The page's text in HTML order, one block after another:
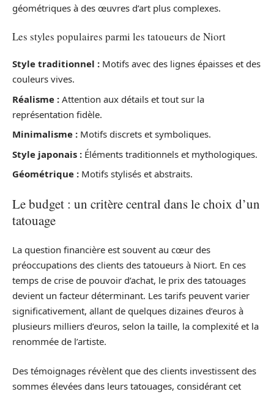
géométriques à des œuvres d’art plus complexes.
Les styles populaires parmi les tatoueurs de Niort
Style traditionnel : Motifs avec des lignes épaisses et des
couleurs vives.
Réalisme : Attention aux détails et tout sur la
représentation fidèle.
Minimalisme : Motifs discrets et symboliques.
Style japonais : Éléments traditionnels et mythologiques.
Géométrique : Motifs stylisés et abstraits.
Le budget : un critère central dans le choix d’un
tatouage
La question financière est souvent au cœur des
préoccupations des clients des tatoueurs à Niort. En ces
temps de crise de pouvoir d’achat, le prix des tatouages
devient un facteur déterminant. Les tarifs peuvent varier
significativement, allant de quelques dizaines d’euros à
plusieurs milliers d’euros, selon la taille, la complexité et la
renommée de l’artiste.
Des témoignages révèlent que des clients investissent des
sommes élevées dans leurs tatouages, considérant cet